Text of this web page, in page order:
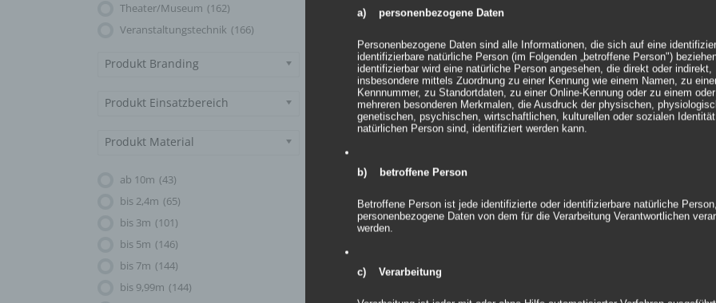
Theater/Museum (162)
Veranstaltungstechnik (166)
Produkt Branding
Produkt Einsatzbereich
Produkt Material
ab 10m (43)
bis 2,4m (65)
bis 3m (101)
bis 5m (146)
bis 7m (144)
bis 9,99m (144)
a) personenbezogene Daten
Personenbezogene Daten sind alle Informationen, die sich auf eine
identifizierbare natürliche Person (im Folgenden „betroffene Person")
identifizierbar wird eine natürliche Person angesehen, die direkt oder indirekt,
insbesondere mittels Zuordnung zu einer Kennung wie einem Namen, zu
Kennnummer, zu Standortdaten, zu einer Online-Kennung oder zu einem oder
mehreren besonderen Merkmalen, die Ausdruck der physischen,
genetischen, psychischen, wirtschaftlichen, kulturellen oder sozialen
natürlichen Person sind, identifiziert werden kann.
b) betroffene Person
Betroffene Person ist jede identifizierte oder identifizierbare natürliche
personenbezogene Daten von dem für die Verarbeitung Verantwortlichen
werden.
c) Verarbeitung